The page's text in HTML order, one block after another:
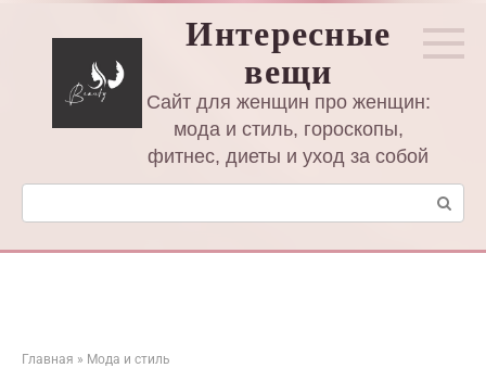
Интересные
вещи
Сайт для женщин про женщин:
мода и стиль, гороскопы,
фитнес, диеты и уход за собой
Поиск:
Главная » Мода и стиль